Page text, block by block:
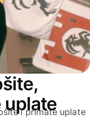
uplate
i primate uplate